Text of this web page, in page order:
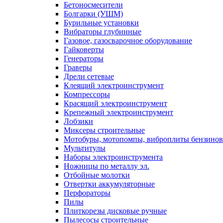
Бетоносмесители
Болгарки (УШМ)
Бурильные установки
Вибраторы глубинные
Газовое, газосварочное оборудование
Гайковерты
Генераторы
Граверы
Дрели сетевые
Клеящий электроинструмент
Компрессоры
Красящий электроинструмент
Крепежный электроинструмент
Лобзики
Миксеры строительные
Мотобуры, мотопомпы, виброплиты
Мультитулы
Наборы электроинструмента
Ножницы по металлу эл.
Отбойные молотки
Отвертки аккумуляторные
Перфораторы
Пилы
Плиткорезы дисковые ручные
Пылесосы строительные